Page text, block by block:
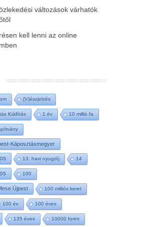
változások várhatók
kell lenni az online
(V)észjelzés
Kiállítás 1 év 10 millió fa
Káposztásmegyer
13. havi nyugdíj 14
100
Újpest 100 milliós keret
100 év 100 éves
135 éves 10000 forint